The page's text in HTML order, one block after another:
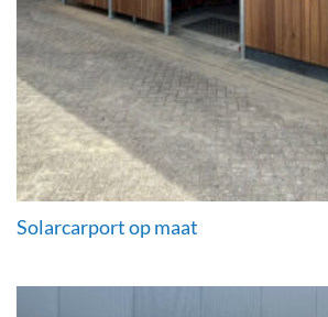
Solarcarport op maat